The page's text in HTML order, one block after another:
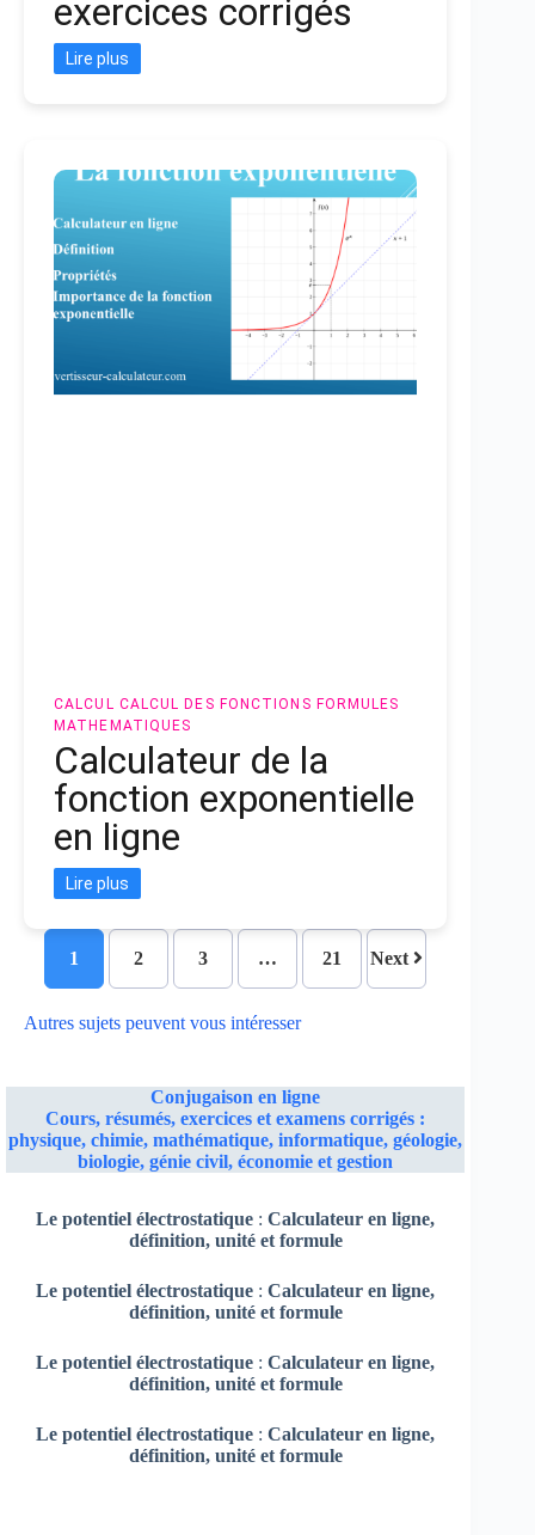
exercices corrigés
Lire plus
CALCUL CALCUL DES FONCTIONS FORMULES
MATHEMATIQUES
Calculateur de la
fonction exponentielle
en ligne
Lire plus
1 2 3 … 21 Next
Autres sujets peuvent vous intéresser
Conjugaison en ligne
Cours, résumés, exercices et examens corrigés :
physique, chimie, mathématique, informatique, géologie,
biologie, génie civil, économie et gestion
Le potentiel électrostatique : Calculateur en ligne,
définition, unité et formule
Le potentiel électrostatique : Calculateur en ligne,
définition, unité et formule
Le potentiel électrostatique : Calculateur en ligne,
définition, unité et formule
Le potentiel électrostatique : Calculateur en ligne,
définition, unité et formule